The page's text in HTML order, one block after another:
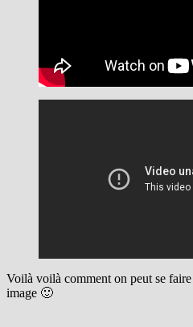
Voilà voilà comment on peut se
image 🙂